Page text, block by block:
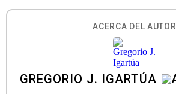
ACERCA DEL AUTOR
GREGORIO J. IGARTÚA